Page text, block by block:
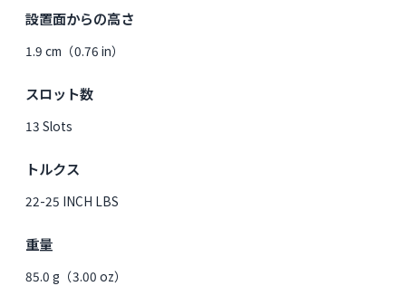
設置面からの高さ
1.9 cm（0.76 in）
スロット数
13 Slots
トルクス
22-25 INCH LBS
重量
85.0 g（3.00 oz）